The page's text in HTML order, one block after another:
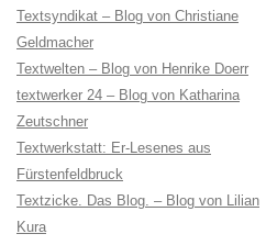
Textsyndikat – Blog von Christiane
Geldmacher
Textwelten – Blog von Henrike Doerr
textwerker 24 – Blog von Katharina
Zeutschner
Textwerkstatt: Er-Lesenes aus
Fürstenfeldbruck
Textzicke. Das Blog. – Blog von Lilian
Kura